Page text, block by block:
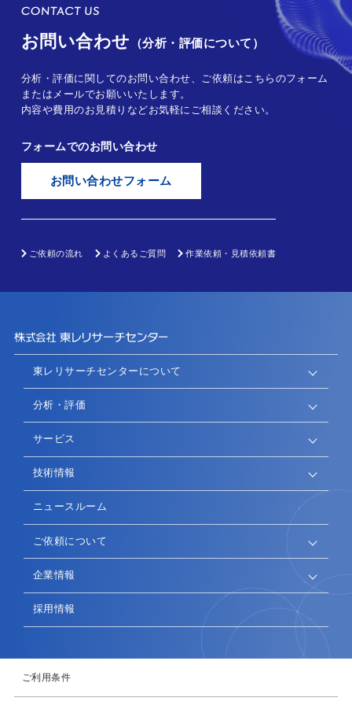
お問い合わせ （分析・評価について）
分析・評価に関してのお問い合わせ、ご依頼はこちらのフォーム
またはメールでお願いいたします。
内容や費用のお見積りなどお気軽にご相談ください。
フォームでのお問い合わせ
お問い合わせフォーム
ご依頼の流れ よくあるご質問 作業依頼・見積依頼書
東レリサーチセンターについて
分析・評価
サービス
技術情報
ニュースルーム
ご依頼について
企業情報
採用情報
ご利用条件